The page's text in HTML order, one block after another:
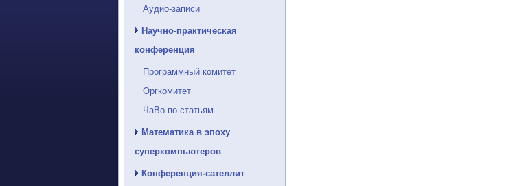
Аудио-записи
Научно-практическая
конференция
Программный комитет
Оргкомитет
ЧаВо по статьям
Математика в эпоху
суперкомпьютеров
Конференция-сателлит